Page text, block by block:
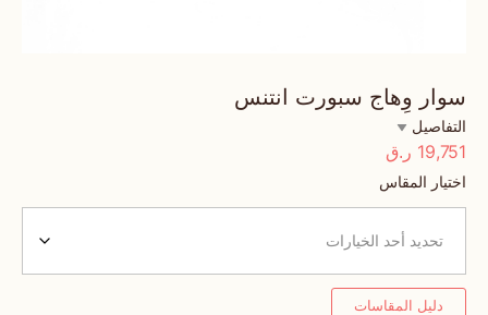
سوار وِهاج سبورت انتنس
التفاصيل
19,751 ر.ق
اختيار المقاس
دليل المقاسات